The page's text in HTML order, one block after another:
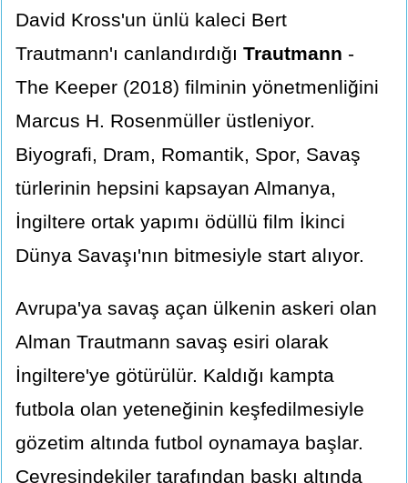
David Kross'un ünlü kaleci Bert
Trautmann'ı canlandırdığı Trautmann -
The Keeper (2018) filminin yönetmenliğini
Marcus H. Rosenmüller üstleniyor.
Biyografi, Dram, Romantik, Spor, Savaş
türlerinin hepsini kapsayan Almanya,
İngiltere ortak yapımı ödüllü film İkinci
Dünya Savaşı'nın bitmesiyle start alıyor.
Avrupa'ya savaş açan ülkenin askeri olan
Alman Trautmann savaş esiri olarak
İngiltere'ye götürülür. Kaldığı kampta
futbola olan yeteneğinin keşfedilmesiyle
gözetim altında futbol oynamaya başlar.
Çevresindekiler tarafından baskı altında